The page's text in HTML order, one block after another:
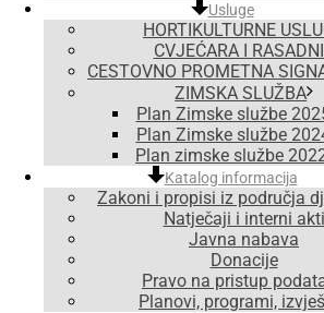
Usluge
HORTIKULTURNE
CVJEĆARA I
CESTOVNO PROMETNA
ZIMSKA SLUŽBA
Plan Zimske službe
Plan Zimske službe
Plan zimske službe
Katalog informacija
Zakoni i propisi iz područja
Natječaji i interni akti
Javna nabava
Donacije
Pravo na pristup
Planovi, programi,